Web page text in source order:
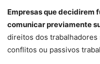
Empresas que decidirem
comunicar previamente
direitos dos
conflitos ou passivos